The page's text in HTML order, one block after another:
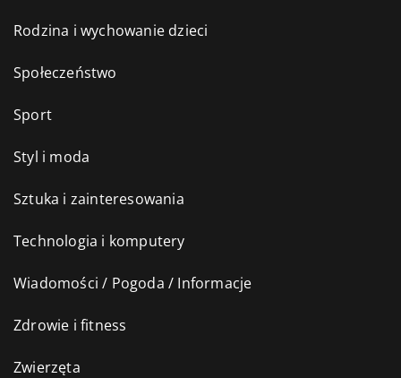
Rodzina i wychowanie dzieci
Społeczeństwo
Sport
Styl i moda
Sztuka i zainteresowania
Technologia i komputery
Wiadomości / Pogoda / Informacje
Zdrowie i fitness
Zwierzęta